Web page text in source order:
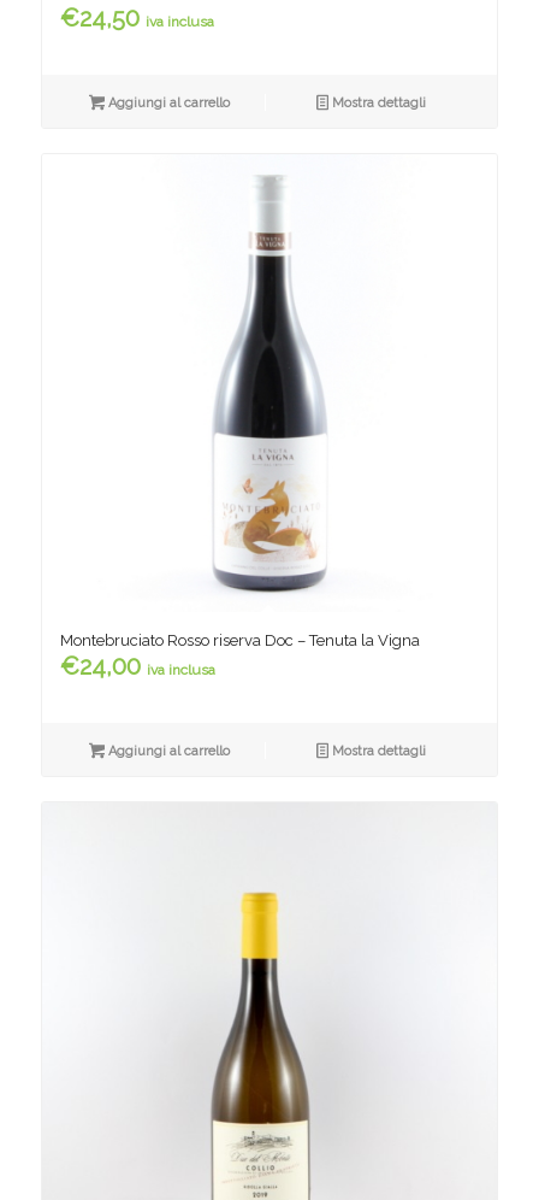
€24,50 iva inclusa
Aggiungi al carrello Mostra dettagli
Montebruciato Rosso riserva Doc – Tenuta la Vigna
€24,00 iva inclusa
Aggiungi al carrello Mostra dettagli